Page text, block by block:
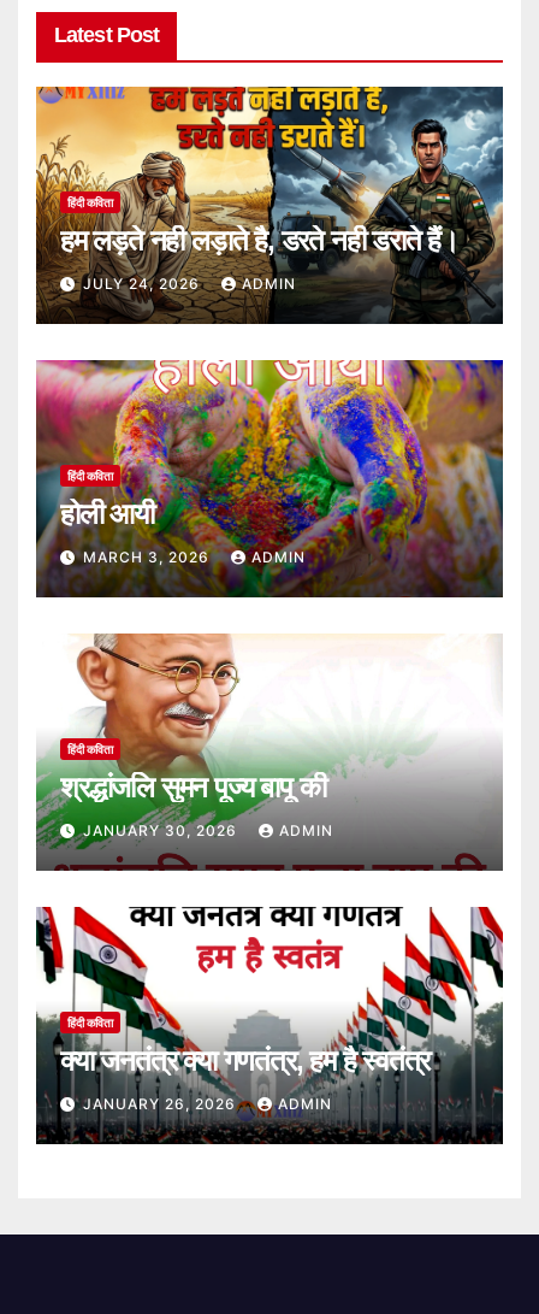
Latest Post
हिंदी कविता
हम लड़ते नही लड़ाते है, डरते नही डराते हैं।
JULY 24, 2026 ADMIN
हिंदी कविता
होली आयी
MARCH 3, 2026 ADMIN
हिंदी कविता
श्रद्धांजलि सुमन पूज्य बापू की
JANUARY 30, 2026 ADMIN
हिंदी कविता
क्या जनतंत्र क्या गणतंत्र, हम है स्वतंत्र
JANUARY 26, 2026 ADMIN